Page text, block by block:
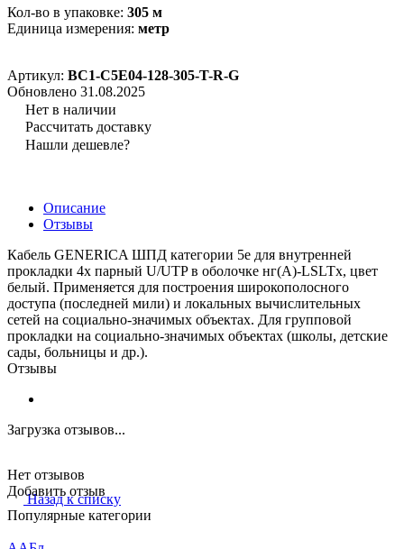
Кол-во в упаковке: 305 м
Единица измерения: метр
Артикул: BC1-C5E04-128-305-T-R-G
Обновлено 31.08.2025
Нет в наличии
Рассчитать доставку
Нашли дешевле?
Описание
Отзывы
Кабель GENERICA ШПД категории 5е для внутренней
прокладки 4х парный U/UTP в оболочке нг(А)-LSLTx, цвет
белый. Применяется для построения широкополосного
доступа (последней мили) и локальных вычислительных
сетей на социально-значимых объектах. Для групповой
прокладки на социально-значимых объектах (школы, детские
сады, больницы и др.).
Отзывы
Загрузка отзывов...
Нет отзывов
Добавить отзыв
Назад к списку
Популярные категории